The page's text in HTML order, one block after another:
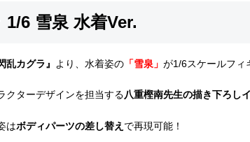
1/6 雪泉 水着Ver.
乱カグラ』 より、水着姿の 「雪泉」 が1/6スケールフィ
クターデザインを担当する八重樫南先生の描き下ろし
はボディパーツの差し替え で再現可能！